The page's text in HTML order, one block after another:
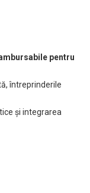
pentru
întreprinderile
și integrarea